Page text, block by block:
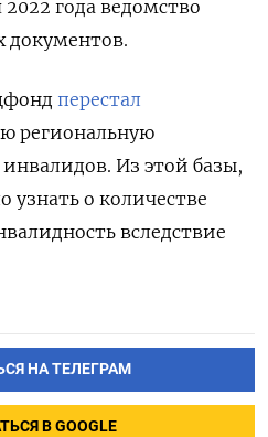
года ведомство
документов.
перестал
региональную
инвалидов. Из этой базы,
о количестве
вследствие
НА ТЕЛЕГРАМ
В GOOGLE